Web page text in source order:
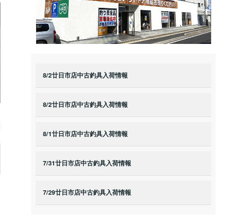
8/2廿日市店中古釣具入荷情報
8/2廿日市店中古釣具入荷情報
8/1廿日市店中古釣具入荷情報
7/31廿日市店中古釣具入荷情報
7/29廿日市店中古釣具入荷情報